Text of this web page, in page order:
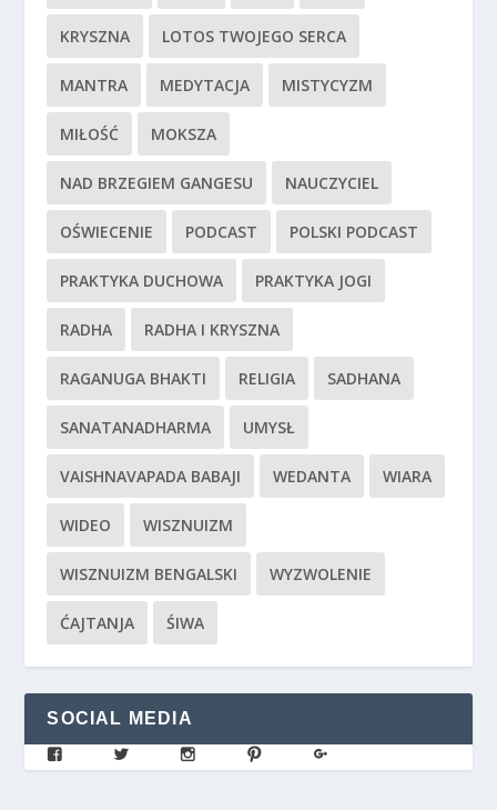
KRYSZNA LOTOS TWOJEGO SERCA
MANTRA MEDYTACJA MISTYCYZM
MIŁOŚĆ MOKSZA
NAD BRZEGIEM GANGESU NAUCZYCIEL
OŚWIECENIE PODCAST POLSKI PODCAST
PRAKTYKA DUCHOWA PRAKTYKA JOGI
RADHA RADHA I KRYSZNA
RAGANUGA BHAKTI RELIGIA SADHANA
SANATANADHARMA UMYSŁ
VAISHNAVAPADA BABAJI WEDANTA WIARA
WIDEO WISZNUIZM
WISZNUIZM BENGALSKI WYZWOLENIE
ĆAJTANJA ŚIWA
SOCIAL MEDIA